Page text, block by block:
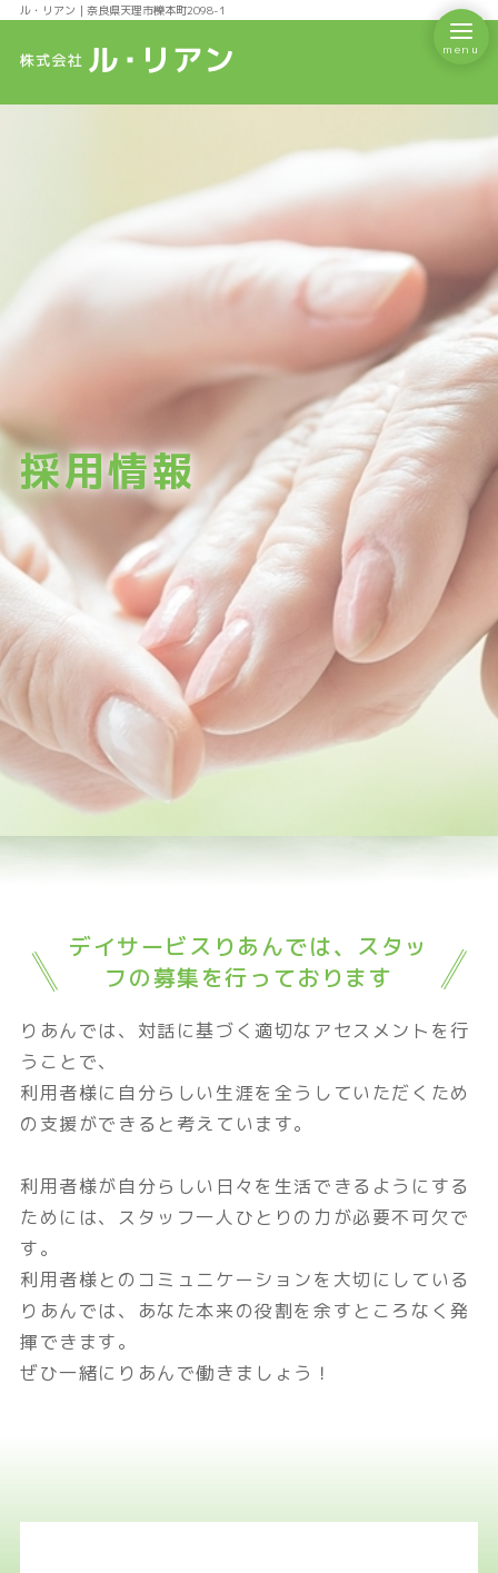
ル・リアン｜奈良県天理市櫟本町2098-1
会社案内
デイサービス りあん
初めての方へ
採用情報
デイサービスりあんでは、スタッ
フの募集を行っております
りあんでは、対話に基づく適切なアセスメントを行
うことで、
利用者様に自分らしい生涯を全うしていただくため
の支援ができると考えています。
利用者様が自分らしい日々を生活できるようにする
ためには、スタッフ一人ひとりの力が必要不可欠で
す。
利用者様とのコミュニケーションを大切にしている
りあんでは、あなた本来の役割を余すところなく発
揮できます。
ぜひ一緒にりあんで働きましょう！